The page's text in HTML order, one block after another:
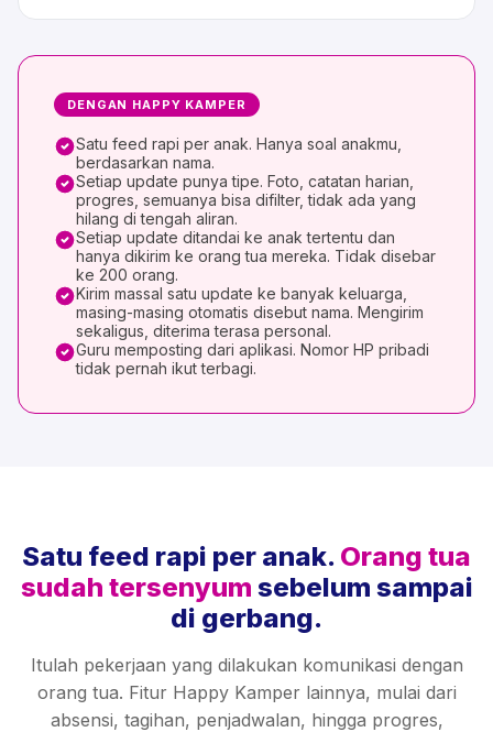
DENGAN HAPPY KAMPER
Satu feed rapi per anak. Hanya soal anakmu,
berdasarkan nama.
Setiap update punya tipe. Foto, catatan harian,
progres, semuanya bisa difilter, tidak ada yang
hilang di tengah aliran.
Setiap update ditandai ke anak tertentu dan
hanya dikirim ke orang tua mereka. Tidak disebar
ke 200 orang.
Kirim massal satu update ke banyak keluarga,
masing-masing otomatis disebut nama. Mengirim
sekaligus, diterima terasa personal.
Guru memposting dari aplikasi. Nomor HP pribadi
tidak pernah ikut terbagi.
Satu feed rapi per anak. Orang tua
sudah tersenyum sebelum sampai
di gerbang.
Itulah pekerjaan yang dilakukan komunikasi dengan
orang tua. Fitur Happy Kamper lainnya, mulai dari
absensi, tagihan, penjadwalan, hingga progres,